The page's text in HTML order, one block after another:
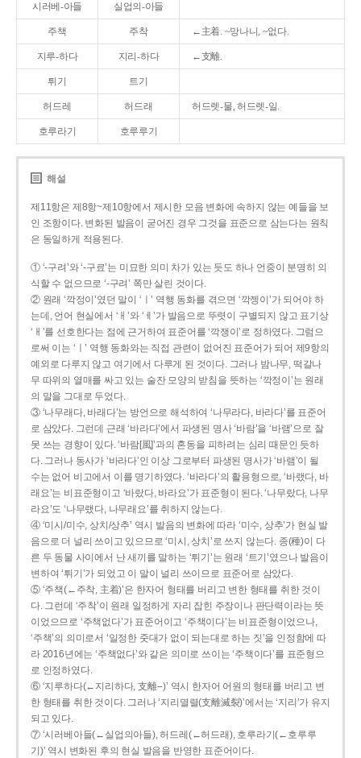
시러베-아들 실업의-아들
주책 주착 ←主着. ~망나니, ~없다.
지루-하다 지리-하다 ←支離.
튀기 트기
허드레 허드래 허드렛-물, 허드렛-일.
호루라기 호루루기
해설
제11항은 제8항~제10항에서 제시한 모음 변화에 속하지 않는 예들을 보
인 조항이다. 변화된 발음이 굳어진 경우 그것을 표준으로 삼는다는 원칙
은 동일하게 적용된다.
① ‘-구려’와 ‘-구료’는 미묘한 의미 차가 있는 듯도 하나 언중이 분명히 의
식할 수 없으므로 ‘-구려’ 쪽만 살린 것이다.
② 원래 ‘깍정이’였던 말이 ‘ㅣ’ 역행 동화를 겪으면 ‘깍젱이’가 되어야 하
는데, 언어 현실에서 ‘ㅐ’와 ‘ㅔ’가 발음으로 뚜렷이 구별되지 않고 표기상
‘ㅐ’를 선호한다는 점에 근거하여 표준어를 ‘깍쟁이’로 정하였다. 그럼으
로써 이는 ‘ㅣ’ 역행 동화와는 직접 관련이 없어진 표준어가 되어 제9항의
예외로 다루지 않고 여기에서 다루게 된 것이다. 그러나 밤나무, 떡갈나
무 따위의 열매를 싸고 있는 술잔 모양의 받침을 뜻하는 ‘깍정이’는 원래
의 말을 그대로 두었다.
③ ‘나무래다, 바래다’는 방언으로 해석하여 ‘나무라다, 바라다’를 표준어
로 삼았다. 그런데 근래 ‘바라다’에서 파생된 명사 ‘바람’을 ‘바램’으로 잘
못 쓰는 경향이 있다. ‘바람[風]’과의 혼동을 피하려는 심리 때문인 듯하
다. 그러나 동사가 ‘바라다’인 이상 그로부터 파생된 명사가 ‘바램’이 될
수는 없어 비고에서 이를 명기하였다. ‘바라다’의 활용형으로, ‘바랬다, 바
래요’는 비표준형이고 ‘바랐다, 바라요’가 표준형이 된다. ‘나무랐다, 나무
라요’도 ‘나무랬다, 나무래요’를 취하지 않는다.
④ ‘미시/미수, 상치/상추’ 역시 발음의 변화에 따라 ‘미수, 상추’가 현실 발
음으로 더 널리 쓰이고 있으므로 ‘미시, 상치’로 쓰지 않는다. 종(種)이 다
른 두 동물 사이에서 난 새끼를 말하는 ‘튀기’는 원래 ‘트기’였으나 발음이
변하여 ‘튀기’가 되었고 이 말이 널리 쓰이므로 표준어로 삼았다.
⑤ ‘주책(←주착, 主着)’은 한자어 형태를 버리고 변한 형태를 취한 것이
다. 그런데 ‘주착’이 원래 일정하게 자리 잡힌 주장이나 판단력이라는 뜻
이었으므로 ‘주책없다’가 표준어이고 ‘주책이다’는 비표준형이었으나,
‘주책’의 의미로서 ‘일정한 줏대가 없이 되는대로 하는 짓’을 인정함에 따
라 2016년에는 ‘주책없다’와 같은 의미로 쓰이는 ‘주책이다’를 표준형으
로 인정하였다.
⑥ ‘지루하다(←지리하다, 支離--)’ 역시 한자어 어원의 형태를 버리고 변
한 형태를 취한 것이다. 그러나 ‘지리멸렬(支離滅裂)’에서는 ‘지리’가 유지
되고 있다.
⑦ ‘시러베아들(←실업의아들), 허드레(←허드래), 호루라기(←호루루
기)’ 역시 변화된 후의 현실 발음을 반영한 표준어이다.